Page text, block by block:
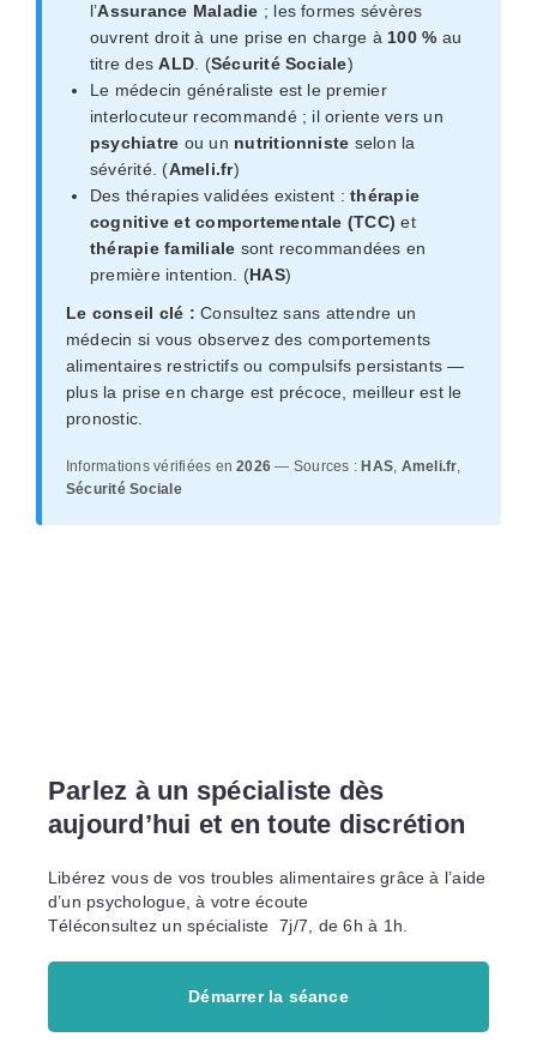
l’Assurance Maladie ; les formes sévères
ouvrent droit à une prise en charge à 100 % au
titre desALD . (Sécurité Sociale)
Le médecin généraliste est le premier
interlocuteur recommandé ; il oriente vers un
psychiatre ou un nutritionniste selon la
sévérité. (Ameli.fr)
Des thérapies validées existent :thérapie
cognitive et comportementale (TCC) et
thérapie familiale sont recommandées en
première intention. (HAS)
Le conseil clé : Consultez sans attendre un
médecin si vous observez des comportements
alimentaires restrictifs ou compulsifs persistants —
plus la prise en charge est précoce, meilleur est le
pronostic.
Informations vérifiées en2026 — Sources : HAS, Ameli.fr,
Sécurité Sociale
Parlez à un spécialiste dès
aujourd’hui et en toute discrétion
Libérez vous de vos troubles alimentaires grâce à l’aide
d’un psychologue, à votre écoute
Téléconsultez un spécialiste 7j/7, de 6h à 1h.
Démarrer la séance